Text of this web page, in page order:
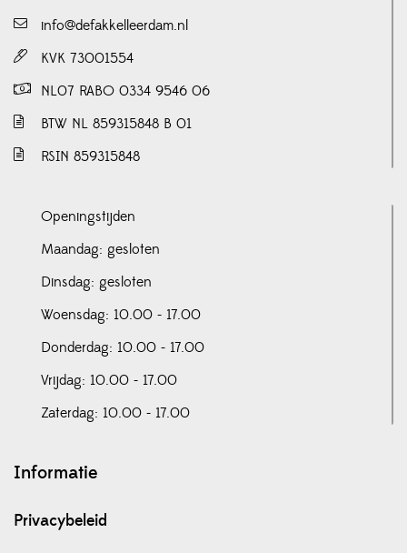
info@defakkelleerdam.nl
KVK 73001554
NL07 RABO 0334 9546 06
BTW NL 859315848 B 01
RSIN 859315848
Openingstijden
Maandag: gesloten
Dinsdag: gesloten
Woensdag: 10.00 - 17.00
Donderdag: 10.00 - 17.00
Vrijdag: 10.00 - 17.00
Zaterdag: 10.00 - 17.00
Informatie
Privacybeleid